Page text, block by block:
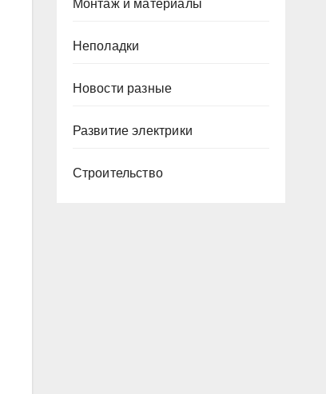
Монтаж и материалы
Неполадки
Новости разные
Развитие электрики
Строительство